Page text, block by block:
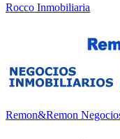
Rocco Inmobiliaria
Remon&Remon